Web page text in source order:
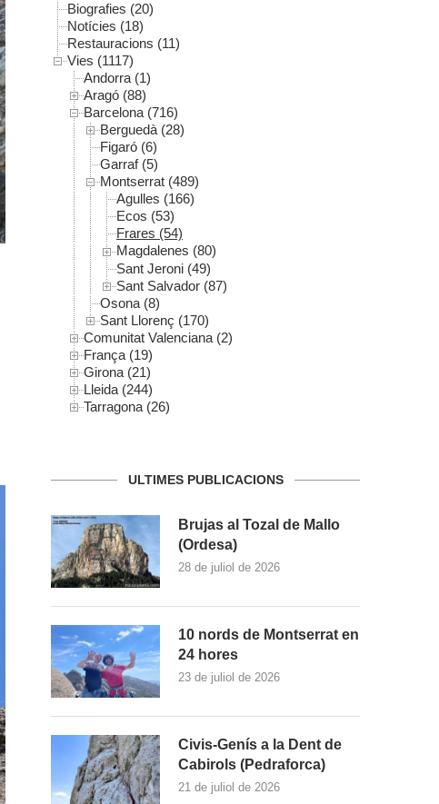
Biografies (20)
Notícies (18)
Restauracions (11)
Vies (1117)
Andorra (1)
Aragó (88)
Barcelona (716)
Berguedà (28)
Figaró (6)
Garraf (5)
Montserrat (489)
Agulles (166)
Ecos (53)
Frares (54)
Magdalenes (80)
Sant Jeroni (49)
Sant Salvador (87)
Osona (8)
Sant Llorenç (170)
Comunitat Valenciana (2)
França (19)
Girona (21)
Lleida (244)
Tarragona (26)
ULTIMES PUBLICACIONS
Brujas al Tozal de Mallo
(Ordesa)
28 de juliol de 2026
10 nords de Montserrat en
24 hores
23 de juliol de 2026
Civis-Genís a la Dent de
Cabirols (Pedraforca)
21 de juliol de 2026